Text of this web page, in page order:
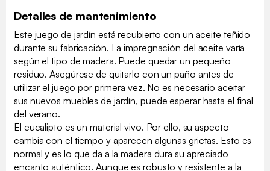
Detalles de mantenimiento
Este juego de jardín está recubierto con un aceite teñido
durante su fabricación. La impregnación del aceite varía
según el tipo de madera. Puede quedar un pequeño
residuo. Asegúrese de quitarlo con un paño antes de
utilizar el juego por primera vez. No es necesario aceitar
sus nuevos muebles de jardín, puede esperar hasta el final
del verano.
El eucalipto es un material vivo. Por ello, su aspecto
cambia con el tiempo y aparecen algunas grietas. Esto es
normal y es lo que da a la madera dura su apreciado
encanto auténtico. Aunque es robusto y resistente a la